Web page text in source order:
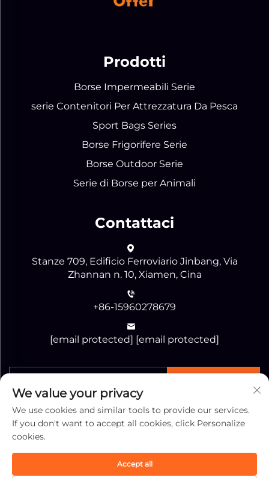
Prodotti
Borse Impermeabili Serie
serie Contenitori Per Attrezzatura Da Pesca
Sport Bags Series
Borse Frigorifere Serie
Borse Outdoor Serie
Serie di Borse per Animali
Contattaci
Stanze 709, Edificio Ferroviario Jinbang, Via
Zhannan n. 10, Xiamen, Cina
+86-15960278679
[email protected] [email protected]
Copyright © Xiamen Jiaguang Import & Export
We value your privacy
We use cookies and similar tools to provide our services.
If you don't want to accept all cookies, click Personalize
cookies.
Accept all